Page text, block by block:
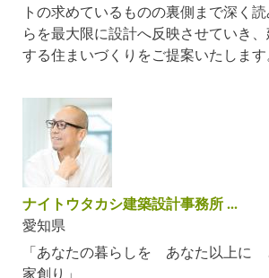
トの求めているものの裏側まで深く
らを最大限に設計へ反映させていき
する住まいづくりをご提案いたします
ナイトウタカシ建築設計事務所 ...
愛知県
「あなたの暮らしを あなた以上に
家創り」